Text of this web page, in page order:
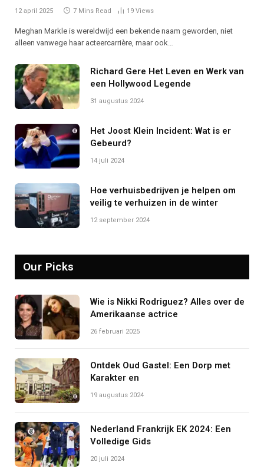
12 april 2025 7 Mins Read 19 Views
Meghan Markle is wereldwijd een bekende naam geworden, niet
alleen vanwege haar acteercarrière, maar ook…
Richard Gere Het Leven en Werk van
een Hollywood Legende
31 augustus 2024
Het Joost Klein Incident: Wat is er
Gebeurd?
14 juli 2024
Hoe verhuisbedrijven je helpen om
veilig te verhuizen in de winter
12 september 2024
Our Picks
Wie is Nikki Rodriguez? Alles over de
Amerikaanse actrice
26 februari 2025
Ontdek Oud Gastel: Een Dorp met
Karakter en
19 augustus 2024
Nederland Frankrijk EK 2024: Een
Volledige Gids
20 juli 2024